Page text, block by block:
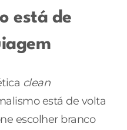
está de
clean
está de volta
escolher branco